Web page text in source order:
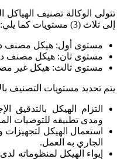
تتولى الوكالة تصنيف
إلى ثلاث (3) مستويات كما يلي:
مستوى أول: هيكل مصنف
مستوى ثان: هيكل مصنف
مستوى ثالث: هيكل غير
يتم تحديد مستويات التصنيف
التزام الهيكل بالتدقيق
ومدى تطبيقه للتوصيات
استعمال الهيكل
الجاري به العمل.
إيواء الهيكل